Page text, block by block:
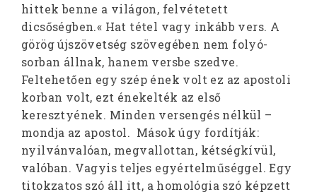
hittek benne a világon, felvétetett
dicsőségben.« Hat tétel vagy inkább vers. A
görög újszövetség szövegében nem folyó-
sorban állnak, hanem versbe szedve.
Feltehetően egy szép ének volt ez az apostoli
korban volt, ezt énekelték az első
keresztyének. Minden versengés nélkül –
mondja az apostol. Mások úgy fordítják:
nyilvánvalóan, megvallottan, kétségkívül,
valóban. Vagyis teljes egyértelműséggel. Egy
titokzatos szó áll itt, a homológia szó képzett